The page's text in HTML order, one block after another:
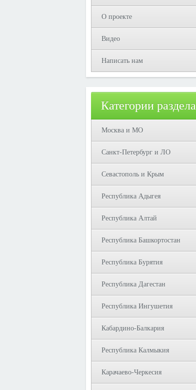
О проекте
Видео
Написать нам
Категории раздела
Москва и МО
Санкт-Петербург и ЛО
Севастополь и Крым
Республика Адыгея
Республика Алтай
Республика Башкортостан
Республика Бурятия
Республика Дагестан
Республика Ингушетия
Кабардино-Балкария
Республика Калмыкия
Карачаево-Черкесия